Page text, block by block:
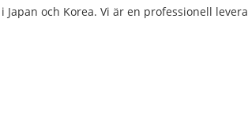
och Korea. Vi är en professionell